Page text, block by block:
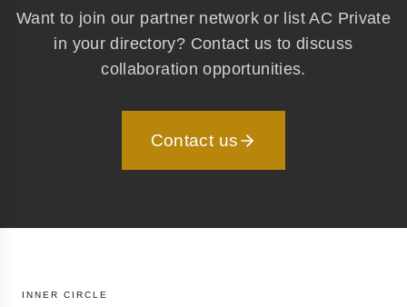
Want to join our partner network or list AC Private
in your directory? Contact us to discuss
collaboration opportunities.
Contact us
INNER CIRCLE